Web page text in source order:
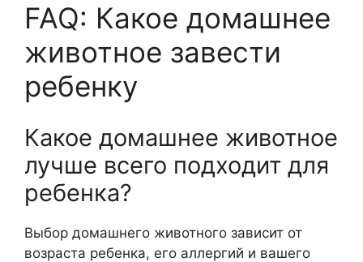
FAQ: Какое домашнее
животное завести
ребенку
Какое домашнее животное
лучше всего подходит для
ребенка?
Выбор домашнего животного зависит от
возраста ребенка, его аллергий и вашего